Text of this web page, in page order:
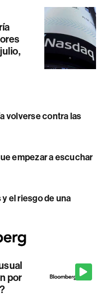
volverse contra las
empezar a escuchar
el riesgo de una
por